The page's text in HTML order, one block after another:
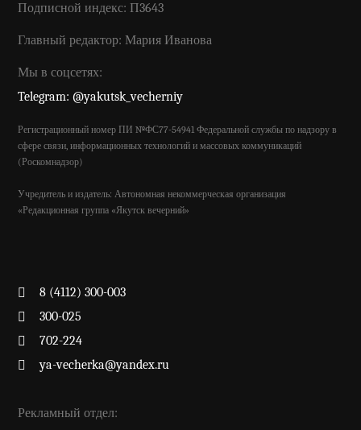
Подписной индекс: П3643
Главный редактор: Мария Иванова
Мы в соцсетях:
Telegram: @yakutsk_vecherniy
Регистрационный номер ПИ №ФС77-54941 Федеральной службы по надзору в
сфере связи, информационных технологий и массовых коммуникаций
(Роскомнадзор)
Учредитель и издатель: Автономная некоммерческая организация
«Редакционная группа «Якутск вечерний»
8 (4112) 300-003
300-025
702-224
ya-vecherka@yandex.ru
Рекламный отдел: